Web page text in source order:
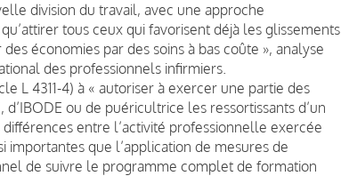
division du travail, avec une approche
tous ceux qui favorisent déjà les glissements
économies par des soins à bas coûte », analyse
des professionnels infirmiers.
L 4311-4) à « autoriser à exercer une partie des
ou de puéricultrice les ressortissants d’un
entre l’activité professionnelle exercée
importantes que l’application de mesures de
de suivre le programme complet de formation